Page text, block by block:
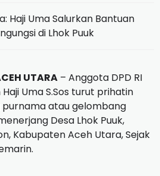
Haji Uma Salurkan Bantuan
di Lhok Puuk
UTARA – Anggota DPD RI
Uma S.Sos turut prihatin
atau gelombang
Desa Lhok Puuk,
Kabupaten Aceh Utara, Sejak